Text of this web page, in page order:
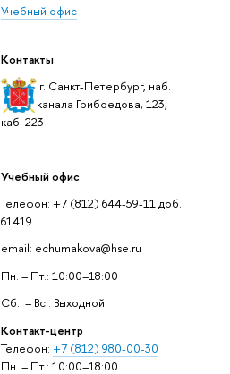
Учебный офис
Контакты
г. Санкт-Петербург, наб.
канала Грибоедова, 123,
каб. 223
Учебный офис
Телефон: +7 (812) 644-59-11 доб.
61419
email: echumakova@hse.ru
Пн. – Пт.: 10:00–18:00
Сб.: – Вс.: Выходной
Контакт-центр
Телефон: +7 (812) 980-00-30
Пн. – Пт.: 10:00–18:00